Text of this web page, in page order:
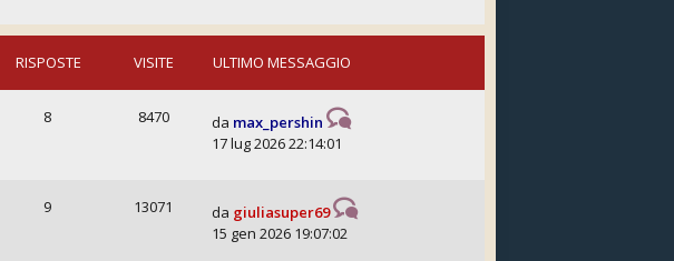
RISPOSTE VISITE ULTIMO MESSAGGIO
8 8470 da max_pershin
17 lug 2026 22:14:01
9 13071 da giuliasuper69
15 gen 2026 19:07:02